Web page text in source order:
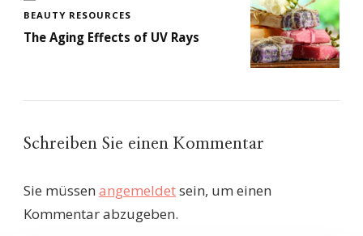
BEAUTY RESOURCES
The Aging Effects of UV Rays
Schreiben Sie einen Kommentar
Sie müssen angemeldetsein, um einen
Kommentar abzugeben.